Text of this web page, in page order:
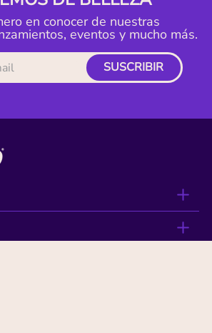
en conocer de nuestras
eventos y mucho más.
SUSCRIBIR